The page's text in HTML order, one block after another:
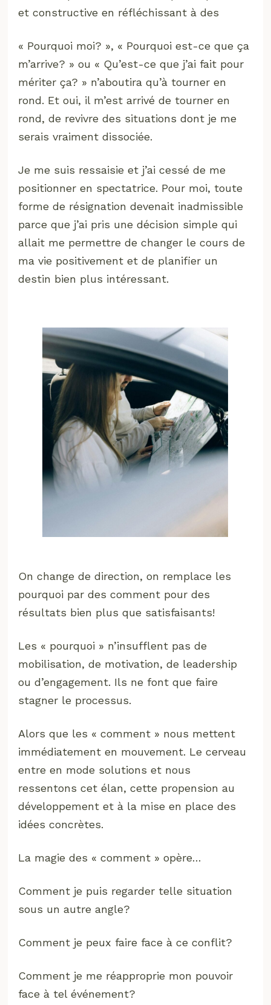
et constructive en réfléchissant à des
« Pourquoi moi? », « Pourquoi est-ce que ça
m’arrive? » ou « Qu’est-ce que j’ai fait pour
mériter ça? » n’aboutira qu’à tourner en
rond. Et oui, il m’est arrivé de tourner en
rond, de revivre des situations dont je me
serais vraiment dissociée.
Je me suis ressaisie et j’ai cessé de me
positionner en spectatrice. Pour moi, toute
forme de résignation devenait inadmissible
parce que j’ai pris une décision simple qui
allait me permettre de changer le cours de
ma vie positivement et de planifier un
destin bien plus intéressant.
On change de direction, on remplace les
pourquoi par des comment pour des
résultats bien plus que satisfaisants!
Les « pourquoi » n’insufflent pas de
mobilisation, de motivation, de leadership
ou d’engagement. Ils ne font que faire
stagner le processus.
Alors que les « comment » nous mettent
immédiatement en mouvement. Le cerveau
entre en mode solutions et nous
ressentons cet élan, cette propension au
développement et à la mise en place des
idées concrètes.
La magie des « comment » opère…
Comment je puis regarder telle situation
sous un autre angle?
Comment je peux faire face à ce conflit?
Comment je me réapproprie mon pouvoir
face à tel événement?